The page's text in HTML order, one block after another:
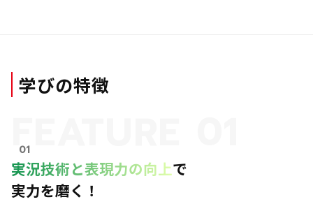
学びの特徴
FEATURE 01
01
実況技術と表現力の向上で
実力を磨く！